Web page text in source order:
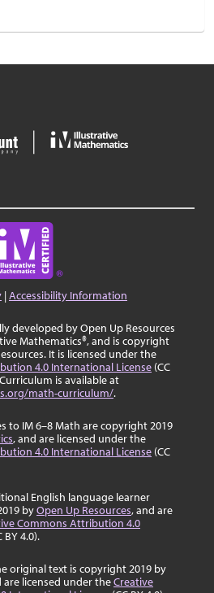
|Accessibility Information
developed by Open Up Resources
Mathematics®, and is copyright
It is licensed under the
4.0 International License (CC
is available at
math-curriculum/.
to IM 6–8 Math are copyright 2019
, and are licensed under the
4.0 International License (CC
English language learner
byOpen Up Resources, and are
Commons Attribution 4.0
BY 4.0).
original text is copyright 2019 by
are licensed under theCreative